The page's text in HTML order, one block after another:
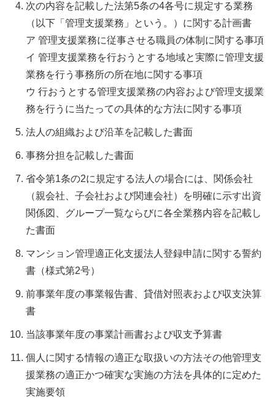
次の内容を記載した法第5条の4各号に規定する業務
（以下「管理支援業務」という。）に関する計画書
ア 管理支援業務に従事させる職員の体制に関する事項
イ 管理支援業務を行おうとする地域と実際に管理支援
業務を行う事務所の所在地に関する事項
ウ 行おうとする管理支援業務の内容および管理支援業
務を行うに当たっての具体的な方法に関する事項
法人の組織および沿革を記載した書面
事務分担を記載した書面
省令第1条の2に規定する法人の場合には、関係会社
（親会社、子会社および関連会社）を明確に示す出資
関係図、グループ一覧ならびに各全業務内容を記載し
た書面
マンション管理適正化支援法人登録申請に関する誓約
書（様式第2号）
前事業年度の事業報告書、貸借対照表および収支決算
書
当該事業年度の事業計画書および収支予算書
個人に関する情報の適正な取扱いの方法その他管理支
援業務の適正かつ確実な実施の方法を具体的に定めた
実施要領